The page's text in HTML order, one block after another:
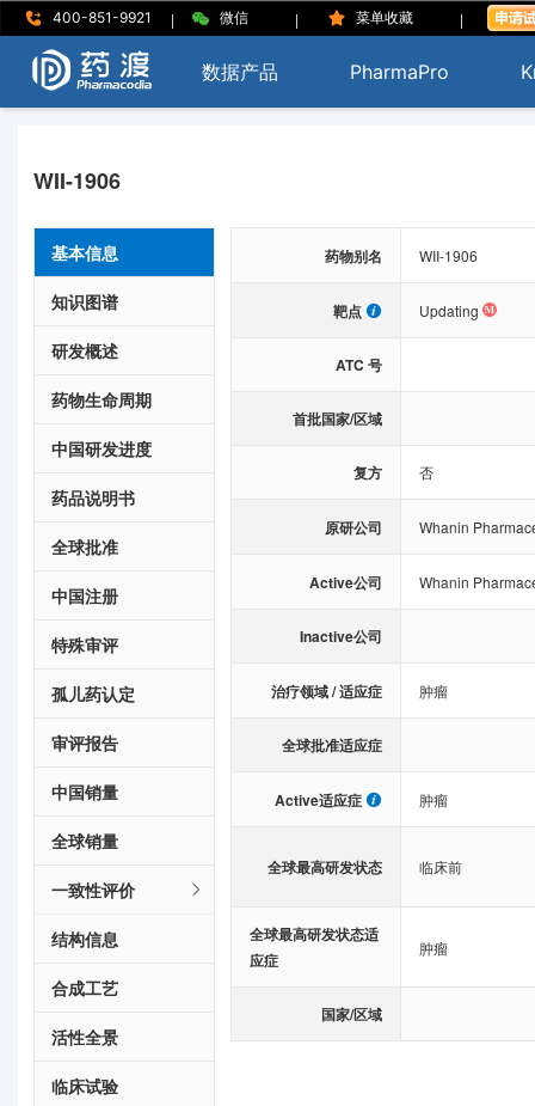
400-851-9921 | 微信 | 菜单收藏 |
数据产品 PharmaPro
WII-1906
基本信息
知识图谱
研发概述
药物生命周期
中国研发进度
药品说明书
全球批准
中国注册
特殊审评
孤儿药认定
审评报告
中国销量
全球销量
一致性评价
结构信息
合成工艺
活性全景
临床试验
药物别名 WII-1906
靶点 Updating
ATC 号
首批国家/区域
复方 否
原研公司 Whanin
Active公司 Whanin
Inactive公司
治疗领域 / 适应症 肿瘤
全球批准适应症
Active适应症 肿瘤
全球最高研发状态 临床前
全球最高研发状态适
应症
肿瘤
国家/区域